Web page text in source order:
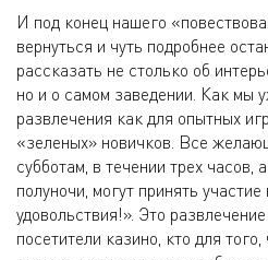
И под конец нашего
вернуться и чуть подробнее
рассказать не столько об
но и о самом заведении. Как мы
развлечения как для опытных
«зеленых» новичков. Все
субботам, в течении трех часов,
полуночи, могут принять
удовольствия!». Это
посетители казино, кто для